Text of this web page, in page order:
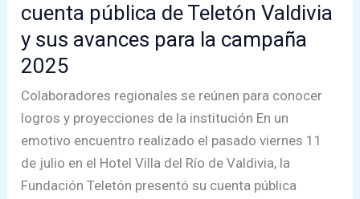
los
Logros
y
Avances
del
Año
Escolar
cuenta pública de Teletón Valdivia
y sus avances para la campaña
2025
Colaboradores regionales se reúnen para conocer
logros y proyecciones de la institución En un
emotivo encuentro realizado el pasado viernes 11
de julio en el Hotel Villa del Río de Valdivia, la
Fundación Teletón presentó su cuenta pública